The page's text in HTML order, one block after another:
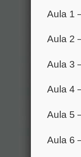
Aula 1
Aula 2
Aula 3
Aula 4
Aula 5
Aula 6